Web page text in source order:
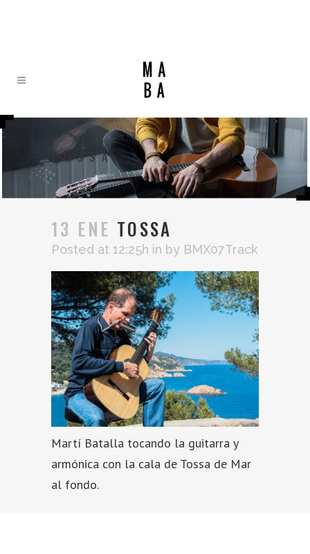
TOSSA
13 ENE TOSSA
Posted at 12:25h in by BMX07Track
Martí Batalla tocando la guitarra y
armónica con la cala de Tossa de Mar
al fondo.